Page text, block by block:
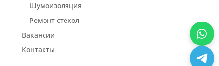
Шумоизоляция
Ремонт стекол
Вакансии
Контакты